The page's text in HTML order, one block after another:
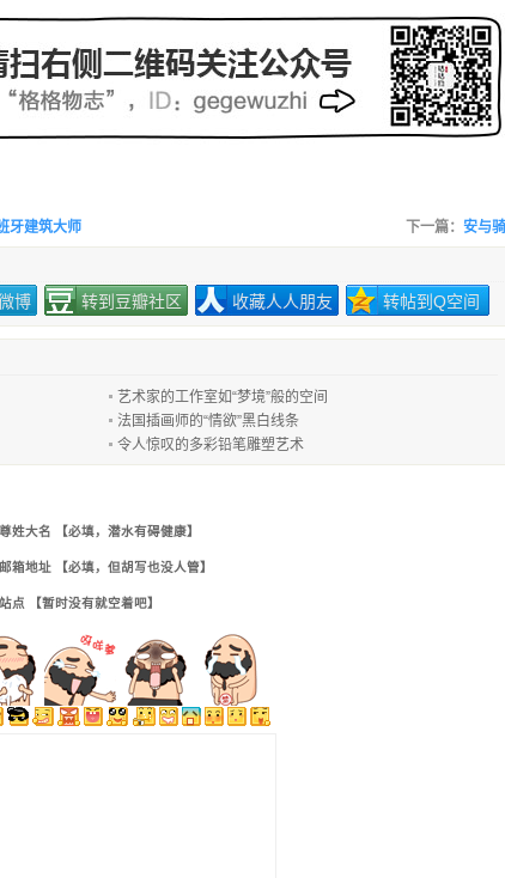
牙建筑大师 下一篇： 安与
博 转到豆瓣社区 收藏人人朋友 转帖到Q空间
艺术家的工作室如“梦境”般的空间
法国插画师的“情欲”黑白线条
令人惊叹的多彩铅笔雕塑艺术
尊姓大名 【必填，潜水有碍健康】
邮箱地址 【必填，但胡写也没人管】
站点 【暂时没有就空着吧】